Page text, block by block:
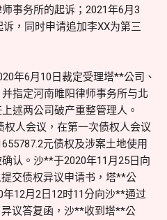
事务所的起诉；2021年6月3
，同时申请追加李XX为第三
年6月10日裁定受理塔**公司、
指定河南睢阳律师事务所与北
述两公司破产重整管理人。
权人会议，在第一次债权人会议
元债权及涉案土地使用
认。沙**于2020年11月25日向
交债权异议申请书，塔**公
12月2日12时11分向沙**通过
议答复函，沙**收到塔**公